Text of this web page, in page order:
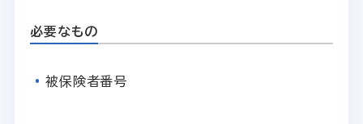
必要なもの
被保険者番号